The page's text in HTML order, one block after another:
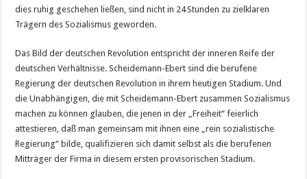
dies ruhig geschehen ließen, sind nicht in 24 Stunden zu zielklaren
Trägern des Sozialismus geworden.
Das Bild der deutschen Revolution entspricht der inneren Reife der
deutschen Verhältnisse. Scheidemann-Ebert sind die berufene
Regierung der deutschen Revolution in ihrem heutigen Stadium. Und
die Unabhängigen, die mit Scheidemann-Ebert zusammen So­­zialismus
machen zu können glauben, die jenen in der „Freiheit“ feierlich
attestieren, daß man gemeinsam mit ihnen eine „rein sozialistische
Regierung“ bilde, qualifizieren sich damit selbst als die berufenen
Mitträger der Firma in diesem ersten provisorischen Stadium.